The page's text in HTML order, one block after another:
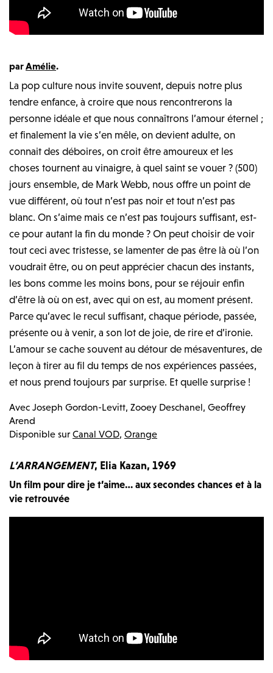
parAmélie.
La pop culture nous invite souvent, depuis notre plus
tendre enfance, à croire que nous rencontrerons la
personne idéale et que nous connaîtrons l’amour éternel ;
et finalement la vie s’en mêle, on devient adulte, on
connait des déboires, on croit être amoureux et les
choses tournent au vinaigre, à quel saint se vouer ? (500)
jours ensemble, de Mark Webb, nous offre un point de
vue différent, où tout n’est pas noir et tout n’est pas
blanc. On s’aime mais ce n’est pas toujours suffisant, est-
ce pour autant la fin du monde ? On peut choisir de voir
tout ceci avec tristesse, se lamenter de pas être là où l’on
voudrait être, ou on peut apprécier chacun des instants,
les bons comme les moins bons, pour se réjouir enfin
d’être là où on est, avec qui on est, au moment présent.
Parce qu’avec le recul suffisant, chaque période, passée,
présente ou à venir, a son lot de joie, de rire et d’ironie.
L’amour se cache souvent au détour de mésaventures, de
leçon à tirer au fil du temps de nos expériences passées,
et nous prend toujours par surprise. Et quelle surprise !
Avec Joseph Gordon-Levitt, Zooey Deschanel, Geoffrey
Arend
Disponible sur Canal VOD, Orange
L’ARRANGEMENT, Elia Kazan, 1969
Un film pour dire je t’aime… aux secondes chances et à la
vie retrouvée